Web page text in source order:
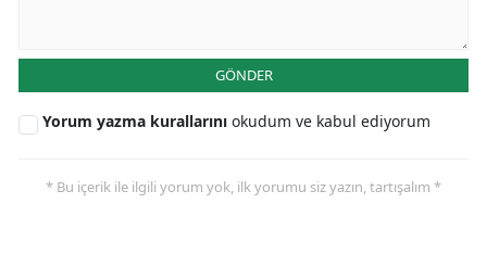
GÖNDER
Yorum yazma kurallarını okudum ve kabul ediyorum
* Bu içerik ile ilgili yorum yok, ilk yorumu siz yazın, tartışalım *